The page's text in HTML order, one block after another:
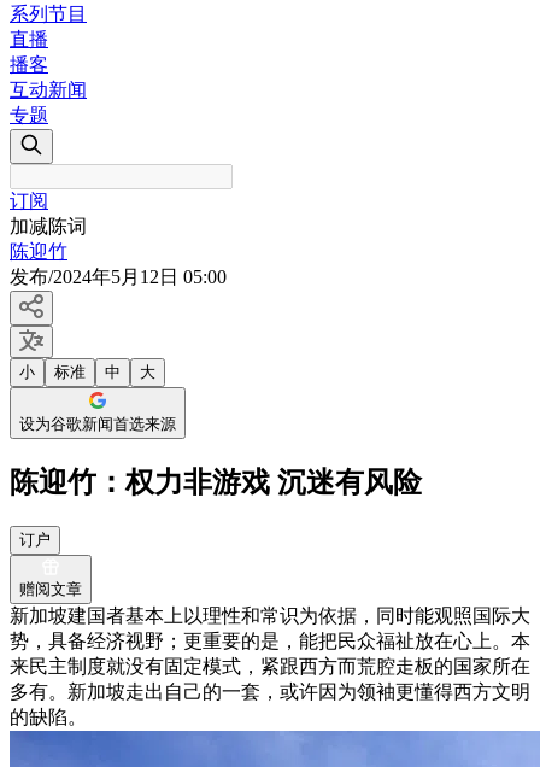
系列节目
直播
播客
互动新闻
专题
订阅
加减陈词
陈迎竹
发布/2024年5月12日 05:00
小 标准 中 大
设为谷歌新闻首选来源
陈迎竹：权力非游戏 沉迷有风险
订户
赠阅文章
新加坡建国者基本上以理性和常识为依据，同时能观照国际大
势，具备经济视野；更重要的是，能把民众福祉放在心上。本
来民主制度就没有固定模式，紧跟西方而荒腔走板的国家所在
多有。新加坡走出自己的一套，或许因为领袖更懂得西方文明
的缺陷。